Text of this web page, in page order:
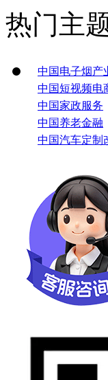
热门主
中国电子烟产
中国短视频电
中国家政服务
中国养老金融
中国汽车定制